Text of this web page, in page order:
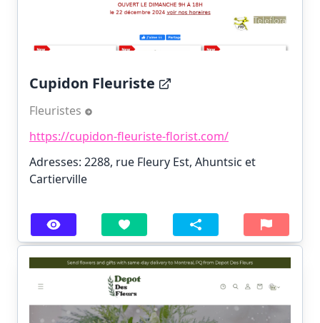
Cupidon Fleuriste
Fleuristes
https://cupidon-fleuriste-florist.com/
Adresses: 2288, rue Fleury Est, Ahuntsic et
Cartierville